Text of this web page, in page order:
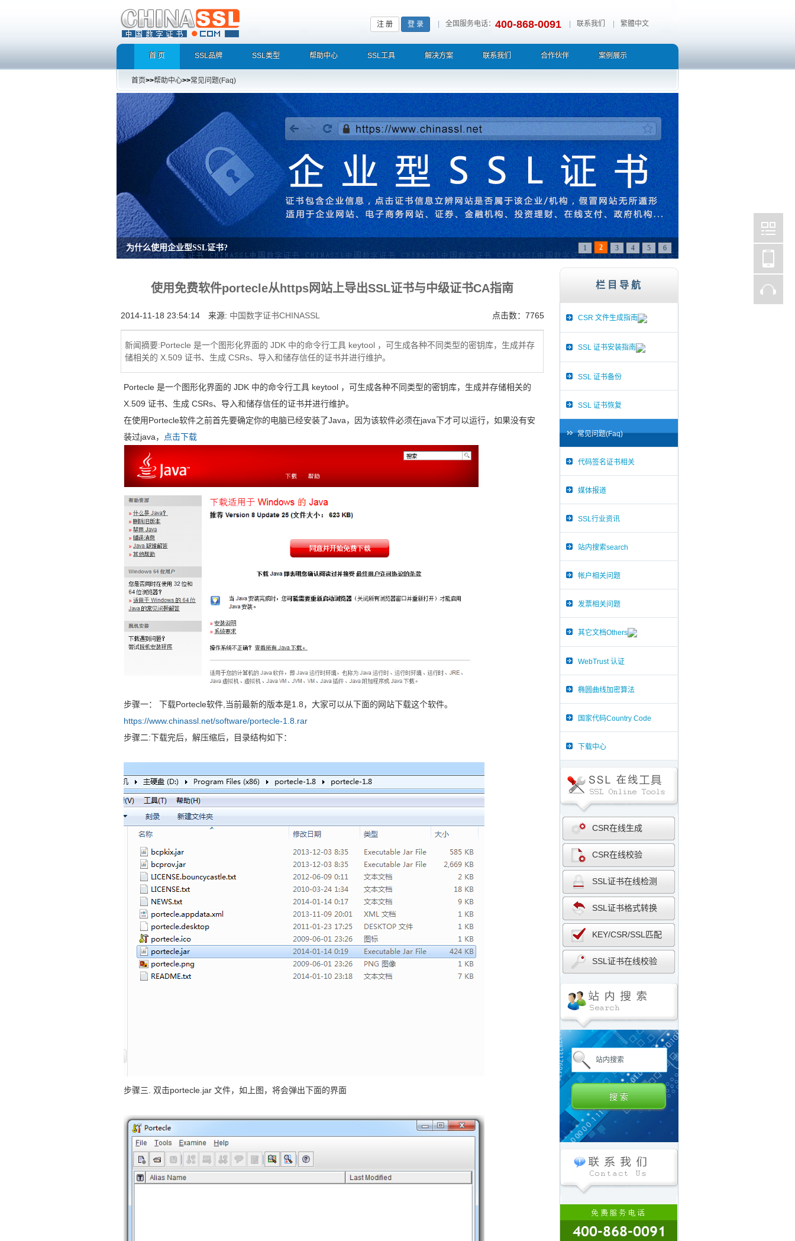
注 册 登 录 全国服务电话： 400-868-0091 联系我们 繁體中文
首 页 SSL品牌 SSL类型 帮助中心 SSL工具 解决方案 联系我们 合作伙伴 案例展示
首页>>帮助中心>>常见问题(Faq)
增强型证书EV SSL，完美支持地址栏显示中文企业名称
增强型证书EV SSL,赛门铁克EV证书,verisign EV SSL证书,完美支持地址栏显示中文企业名称EV SSL品牌,赛门铁克EV证书 Symantec、GeoTrust、Thawte、GlobalSign,服务器证书,256
位SSL证书,绿色地址栏证书
1 2 3 4 5 6
使用免费软件portecle从https网站上导出SSL证书与中级证书CA指南
点击数：7765
2014-11-18 23:54:14 来源: 中国数字证书CHINASSL
新闻摘要:Portecle 是一个图形化界面的 JDK 中的命令行工具 keytool ，可生成各种不同类型的密钥库，生成并存
储相关的 X.509 证书、生成 CSRs、导入和储存信任的证书并进行维护。
Portecle 是一个图形化界面的 JDK 中的命令行工具 keytool ，可生成各种不同类型的密钥库，生成并存储相关的
X.509 证书、生成 CSRs、导入和储存信任的证书并进行维护。
在使用Portecle软件之前首先要确定你的电脑已经安装了Java，因为该软件必须在java下才可以运行，如果没有安
装过java，
点击下载
步骤一： 下载Portecle软件,当前最新的版本是1.8，大家可以从下面的网站下载这个软件。
https://www.chinassl.net/software/portecle-1.8.rar
步骤二:下载完后，解压缩后，目录结构如下：
步骤三. 双击portecle.jar 文件，如上图，将会弹出下面的界面
栏目导航
CSR 文件生成指南
SSL 证书安装指南
SSL 证书备份
SSL 证书恢复
常见问题(Faq)
代码签名证书相关
媒体报道
SSL行业资讯
站内搜索search
帐户相关问题
发票相关问题
其它文档Others
WebTrust 认证
椭圆曲线加密算法
国家代码Country Code
下载中心
CSR在线生成
CSR在线校验
SSL证书在线检测
SSL证书格式转换
KEY/CSR/SSL匹配
SSL证书在线校验